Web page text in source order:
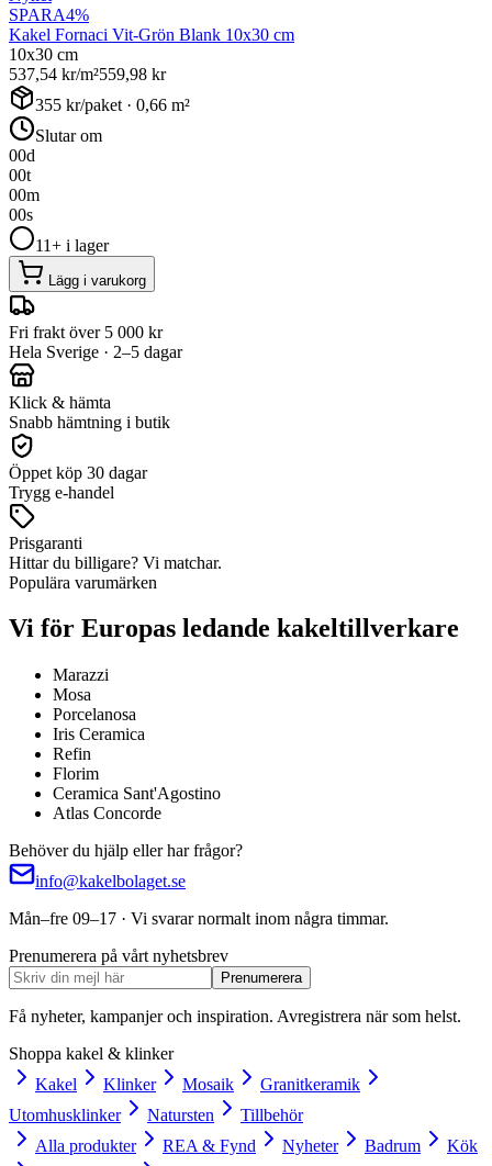
SPARA4%
Kakel Fornaci Vit-Grön Blank 10x30 cm
10x30 cm
537,54 kr/m²559,98 kr
355 kr/paket · 0,66 m²
Slutar om
00d
00t
00m
00s
11+ i lager
Lägg i varukorg
Fri frakt över 5 000 kr
Hela Sverige · 2–5 dagar
Klick & hämta
Snabb hämtning i butik
Öppet köp 30 dagar
Trygg e-handel
Prisgaranti
Hittar du billigare? Vi matchar.
Populära varumärken
Vi för Europas ledande kakeltillverkare
Marazzi
Mosa
Porcelanosa
Iris Ceramica
Refin
Florim
Ceramica Sant'Agostino
Atlas Concorde
Behöver du hjälp eller har frågor?
info@kakelbolaget.se
Mån–fre 09–17 · Vi svarar normalt inom några timmar.
Prenumerera på vårt nyhetsbrev
Prenumerera
Få nyheter, kampanjer och inspiration. Avregistrera när som helst.
Shoppa kakel & klinker
Kakel
Klinker Mosaik
Granitkeramik
Utomhusklinker
Natursten
Tillbehör
Alla produkter
REA & Fynd Nyheter Badrum
Kök